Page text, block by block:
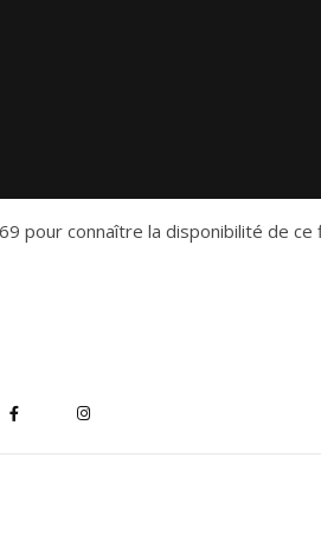
pour connaître la disponibilité de ce